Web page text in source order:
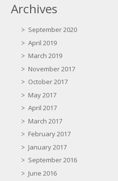
Archives
September 2020
April 2019
March 2019
November 2017
October 2017
May 2017
April 2017
March 2017
February 2017
January 2017
September 2016
June 2016